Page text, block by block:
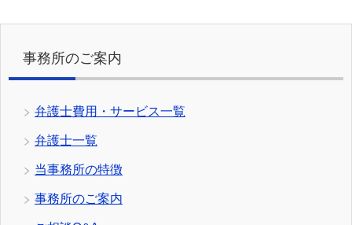
事務所のご案内
弁護士費用・サービス一覧
弁護士一覧
当事務所の特徴
事務所のご案内